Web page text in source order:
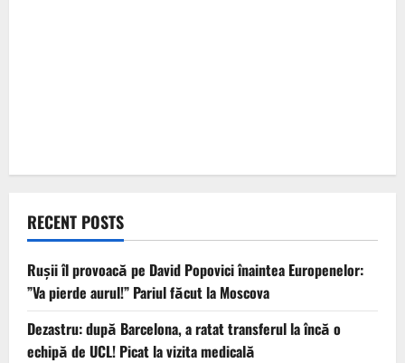
RECENT POSTS
Rușii îl provoacă pe David Popovici înaintea Europenelor:
”Va pierde aurul!” Pariul făcut la Moscova
Dezastru: după Barcelona, a ratat transferul la încă o
echipă de UCL! Picat la vizita medicală